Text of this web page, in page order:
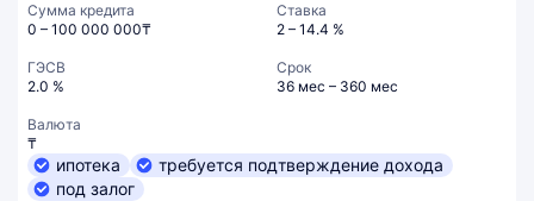
Сумма кредита
0 – 100 000 000₸
Ставка
2 – 14.4 %
ГЭСВ
2.0 %
Срок
36 мес – 360 мес
Валюта
₸
ипотека
требуется подтверждение дохода
под залог